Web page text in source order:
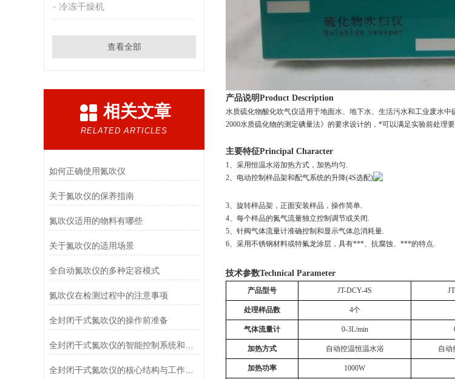
冷冻干燥机
查看全部
相关文章
RELATED ARTICLES
如何正确使用氮吹仪
关于氮吹仪的保养指南
氮吹仪适用的物料有哪些
关于氮吹仪的适用场景
全自动氮吹仪的多种定容模式
氮吹仪在检测过程中的注意事项
全封闭干式氮吹仪的操作前准备
全封闭干式氮吹仪的核心结构与工作原理
产品说明Product Description
水质硫化物酸化吹气仪适用于地面水、地下水、生活污水和工业废水
2000水质硫化物的测定碘量法》的要求设计的，*可以满足实验前处理
主要特征Principal Character
1、采用恒温水浴加热方式，加热均匀.
2、电动控制样品架和配气系统的升降(4S选配)
3、旋转样品架，正面安装样品，操作简单.
4、每个样品的氮气流量独立控制调节或关闭.
5、针阀气体流量计准确控制和显示气体总消耗量.
6、采用不锈钢材料或特氟龙涂层，具有***、抗腐蚀、***的特点.
技术参数Technical Parameter
产品型号 JT-DCY-4S
处理样品数 4个
气体流量计 0-3L/min
加热方式 自动控温恒温水浴 自动
加热功率 1000W